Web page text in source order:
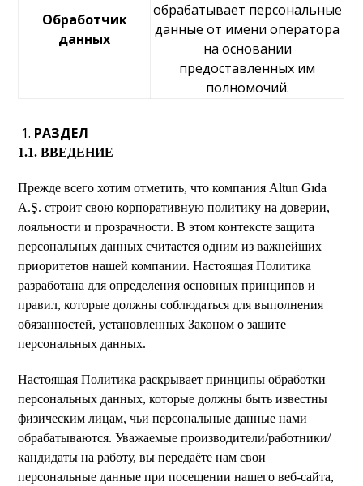
Обработчик
данных
обрабатывает персональные
данные от имени оператора
на основании
предоставленных им
полномочий.
РАЗДЕЛ
1.1. ВВЕДЕНИЕ
Прежде всего хотим отметить, что компания Altun Gıda
A.Ş. строит свою корпоративную политику на доверии,
лояльности и прозрачности. В этом контексте защита
персональных данных считается одним из важнейших
приоритетов нашей компании. Настоящая Политика
разработана для определения основных принципов и
правил, которые должны соблюдаться для выполнения
обязанностей, установленных Законом о защите
персональных данных.
Настоящая Политика раскрывает принципы обработки
персональных данных, которые должны быть известны
физическим лицам, чьи персональные данные нами
обрабатываются. Уважаемые производители/работники/
кандидаты на работу, вы передаёте нам свои
персональные данные при посещении нашего веб-сайта,